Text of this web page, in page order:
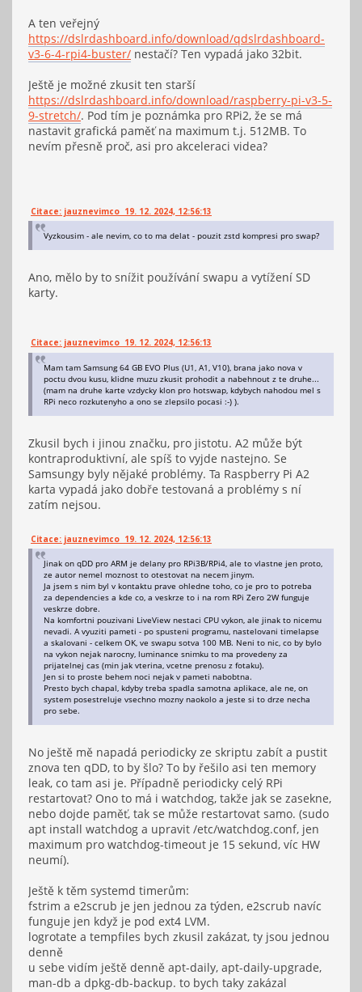
A ten veřejný
https://dslrdashboard.info/download/qdslrdashboard-
v3-6-4-rpi4-buster/ nestačí? Ten vypadá jako 32bit.
Ještě je možné zkusit ten starší
https://dslrdashboard.info/download/raspberry-pi-v3-5-
9-stretch/. Pod tím je poznámka pro RPi2, že se má
nastavit grafická paměť na maximum t.j. 512MB. To
nevím přesně proč, asi pro akceleraci videa?
Citace: jauznevimco 19. 12. 2024, 12:56:13
Vyzkousim - ale nevim, co to ma delat - pouzit zstd kompresi pro swap?
Ano, mělo by to snížit používání swapu a vytížení SD
karty.
Citace: jauznevimco 19. 12. 2024, 12:56:13
Mam tam Samsung 64 GB EVO Plus (U1, A1, V10), brana jako nova v
poctu dvou kusu, klidne muzu zkusit prohodit a nabehnout z te druhe...
(mam na druhe karte vzdycky klon pro hotswap, kdybych nahodou mel s
RPi neco rozkutenyho a ono se zlepsilo pocasi :-) ).
Zkusil bych i jinou značku, pro jistotu. A2 může být
kontraproduktivní, ale spíš to vyjde nastejno. Se
Samsungy byly nějaké problémy. Ta Raspberry Pi A2
karta vypadá jako dobře testovaná a problémy s ní
zatím nejsou.
Citace: jauznevimco 19. 12. 2024, 12:56:13
Jinak on qDD pro ARM je delany pro RPi3B/RPi4, ale to vlastne jen proto,
ze autor nemel moznost to otestovat na necem jinym.
Ja jsem s nim byl v kontaktu prave ohledne toho, co je pro to potreba
za dependencies a kde co, a veskrze to i na rom RPi Zero 2W funguje
veskrze dobre.
Na komfortni pouzivani LiveView nestaci CPU vykon, ale jinak to nicemu
nevadi. A vyuziti pameti - po spusteni programu, nastelovani timelapse
a skalovani - celkem OK, ve swapu sotva 100 MB. Neni to nic, co by bylo
na vykon nejak narocny, luminance snimku to ma provedeny za
prijatelnej cas (min jak vterina, vcetne prenosu z fotaku).
Jen si to proste behem noci nejak v pameti nabobtna.
Presto bych chapal, kdyby treba spadla samotna aplikace, ale ne, on
system posestreluje vsechno mozny naokolo a jeste si to drze necha
pro sebe.
No ještě mě napadá periodicky ze skriptu zabít a pustit
znova ten qDD, to by šlo? To by řešilo asi ten memory
leak, co tam asi je. Případně periodicky celý RPi
restartovat? Ono to má i watchdog, takže jak se zasekne,
nebo dojde paměť, tak se může restartovat samo. (sudo
apt install watchdog a upravit /etc/watchdog.conf, jen
maximum pro watchdog-timeout je 15 sekund, víc HW
neumí).
Ještě k těm systemd timerům:
fstrim a e2scrub je jen jednou za týden, e2scrub navíc
funguje jen když je pod ext4 LVM.
logrotate a tempfiles bych zkusil zakázat, ty jsou jednou
denně
u sebe vidím ještě denně apt-daily, apt-daily-upgrade,
man-db a dpkg-db-backup. to bych taky zakázal